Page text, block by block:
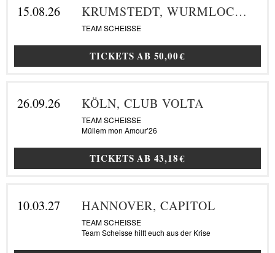
15.08.26 KRUMSTEDT, WURMLOCH FESTIVAL
TEAM SCHEISSE
TICKETS AB 50,00 €
26.09.26 KÖLN, CLUB VOLTA
TEAM SCHEISSE
Müllem mon Amour’26
TICKETS AB 43,18 €
10.03.27 HANNOVER, CAPITOL
TEAM SCHEISSE
Team Scheisse hilft euch aus der Krise